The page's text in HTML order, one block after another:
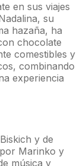
en sus viajes
su
hazaña, ha
chocolate
comestibles y
combinando
experiencia
y de
Marinko y
música y